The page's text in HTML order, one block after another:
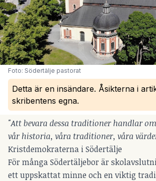
Foto: Södertälje pastorat
Detta är en insändare. Åsikterna i
skribentens egna.
"Att bevara dessa traditioner handlar
vår historia, våra traditioner, våra
Kristdemokraterna i Södertälje
För många Södertäljebor är
ett uppskattat minne och en viktig